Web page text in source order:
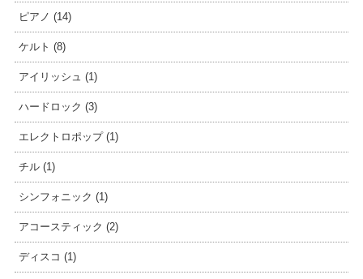
ピアノ (14)
ケルト (8)
アイリッシュ (1)
ハードロック (3)
エレクトロポップ (1)
チル (1)
シンフォニック (1)
アコースティック (2)
ディスコ (1)